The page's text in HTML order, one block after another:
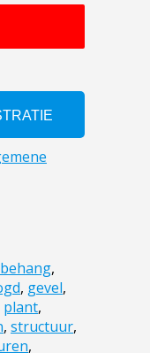
behang,
, gevel,
plant,
, structuur,
,